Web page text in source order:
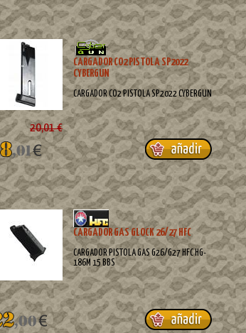
CARGADOR CO2 PISTOLA SP2022
CYBERGUN
CARGADOR CO2 PISTOLA SP2022 CYBERGUN
20,01 €
CARGADOR GAS GLOCK 26/27 HFC
CARGADOR PISTOLA GAS G26/G27 HFC HG-
186M 15 BBS